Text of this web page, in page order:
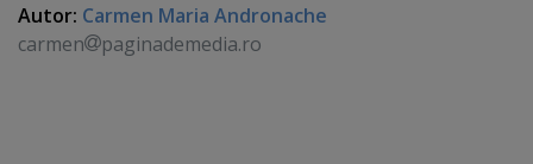
Autor: Carmen Maria Andronache
carmen
paginademedia.ro